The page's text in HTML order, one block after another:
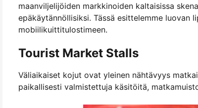
maanviljelijöiden markkinoiden kaltaisissa
epäkäytännöllisiksi. Tässä esittelemme luovan
mobiilikuittitulostimeen.
Tourist Market Stalls
Väliaikaiset kojut ovat yleinen nähtävyys
paikallisesti valmistettuja käsitöitä,